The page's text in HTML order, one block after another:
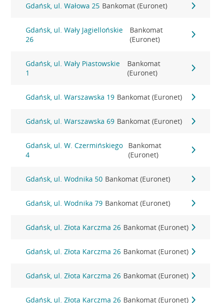
Gdańsk, ul. Wałowa 25 Bankomat (Euronet)
Gdańsk, ul. Wały Jagiellońskie
26
Bankomat
(Euronet)
Gdańsk, ul. Wały Piastowskie
1
Bankomat
(Euronet)
Gdańsk, ul. Warszawska 19 Bankomat (Euronet)
Gdańsk, ul. Warszawska 69 Bankomat (Euronet)
Gdańsk, ul. W. Czermińskiego
4
Bankomat
(Euronet)
Gdańsk, ul. Wodnika 50 Bankomat (Euronet)
Gdańsk, ul. Wodnika 79 Bankomat (Euronet)
Gdańsk, ul. Złota Karczma 26 Bankomat (Euronet)
Gdańsk, ul. Złota Karczma 26 Bankomat (Euronet)
Gdańsk, ul. Złota Karczma 26 Bankomat (Euronet)
Gdańsk, ul. Złota Karczma 26 Bankomat (Euronet)